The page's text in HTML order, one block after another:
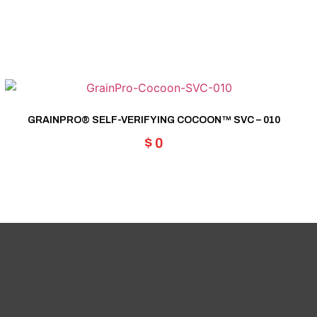
GRAINPRO® SELF-VERIFYING COCOON™ SVC – 010
$0